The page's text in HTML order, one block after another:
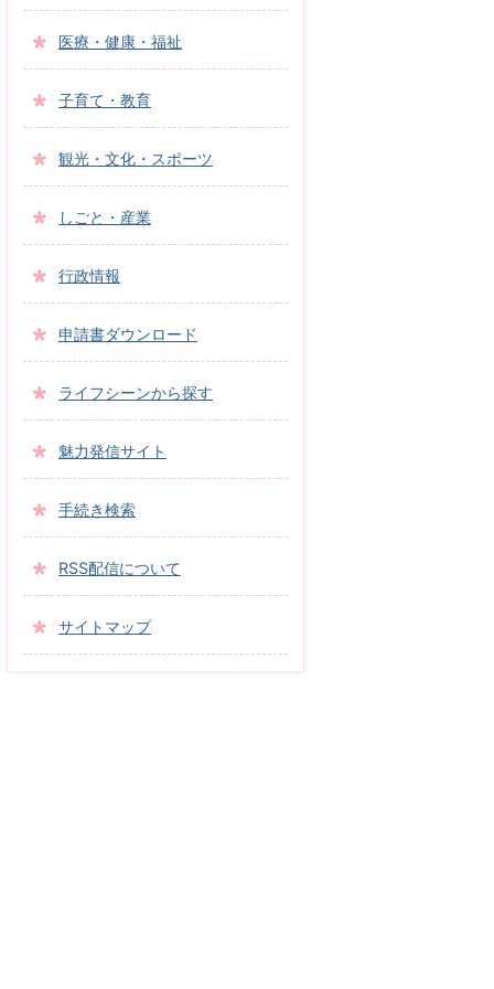
医療・健康・福祉
子育て・教育
観光・文化・スポーツ
しごと・産業
行政情報
申請書ダウンロード
ライフシーンから探す
魅力発信サイト
手続き検索
RSS配信について
サイトマップ